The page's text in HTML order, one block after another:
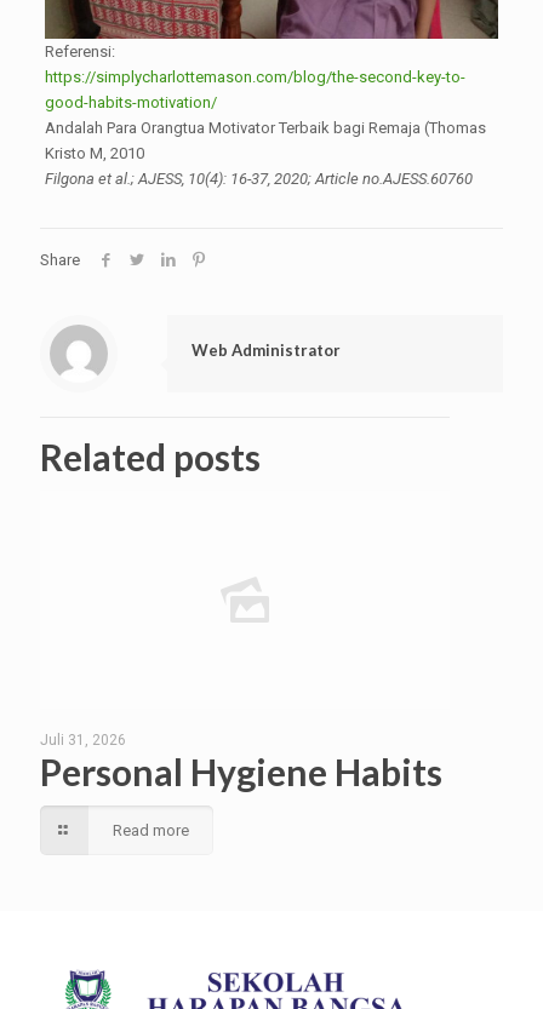
Referensi:
https://simplycharlottemason.com/blog/the-second-key-to-
good-habits-motivation/
Andalah Para Orangtua Motivator Terbaik bagi Remaja (Thomas
Kristo M, 2010
Filgona et al.; AJESS, 10(4): 16-37, 2020; Article no.AJESS.60760
Share
Web Administrator
Related posts
Juli 31, 2026
Personal Hygiene Habits
Read more